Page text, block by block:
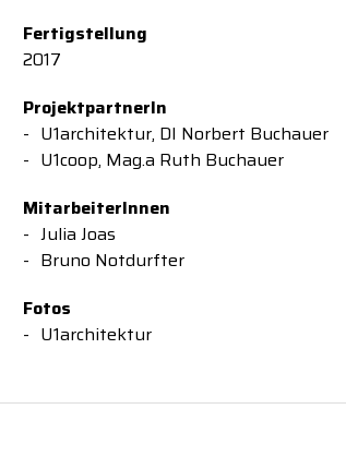
Fertigstellung
2017
ProjektpartnerIn
U1architektur, DI Norbert Buchauer
U1coop, Mag.a Ruth Buchauer
MitarbeiterInnen
Julia Joas
Bruno Notdurfter
Fotos
U1architektur